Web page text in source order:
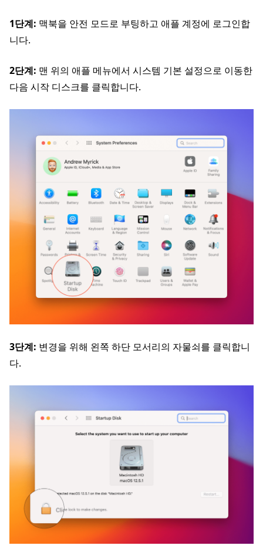
1단계: 맥북을 안전 모드로 부팅하고 애플 계정에 로그인합
니다.
2단계: 맨 위의 애플 메뉴에서 시스템 기본 설정으로 이동한
다음 시작 디스크를 클릭합니다.
3단계: 변경을 위해 왼쪽 하단 모서리의 자물쇠를 클릭합니
다.